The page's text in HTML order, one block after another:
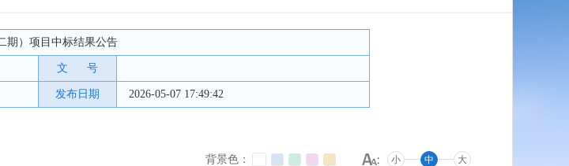
期）项目中标结果公告
文 号
发布日期 2026-05-07 17:49:42
背景色： 小 中 大